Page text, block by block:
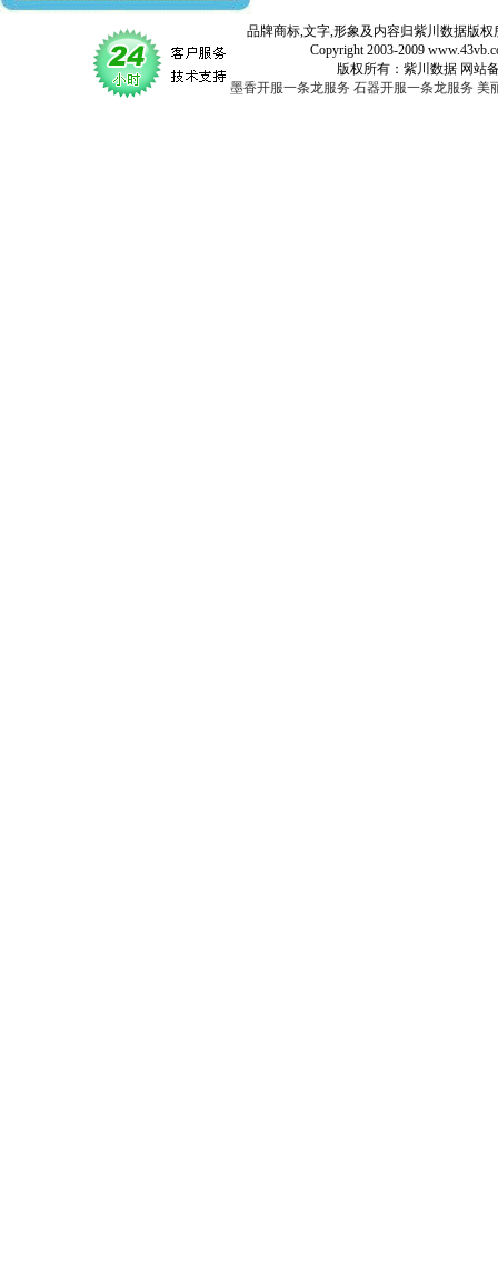
品牌商标,文字,形象及内容归紫川数据版权
Copyright 2003-2009 www.43vb.com
版权所有：紫川数据 网站备案登
墨香开服一条龙服务 石器开服一条龙服务 美